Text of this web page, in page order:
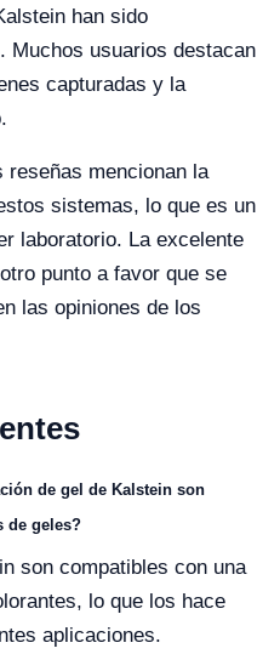
han sido
Muchos usuarios destacan
capturadas y la
mencionan la
sistemas, lo que es un
laboratorio. La excelente
punto a favor que se
las opiniones de los
de gel de Kalstein son
de geles?
son compatibles con una
lo que los hace
aplicaciones.